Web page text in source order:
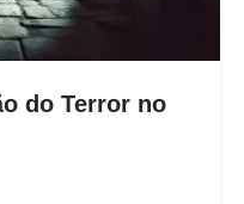
do Terror no